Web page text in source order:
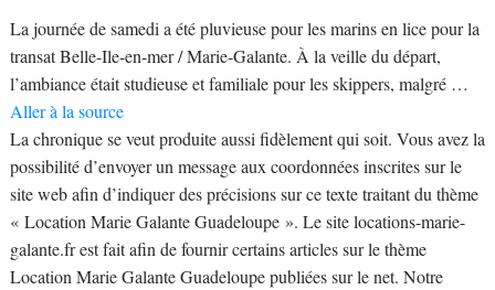
La journée de samedi a été pluvieuse pour les marins en lice pour la
transat Belle-Ile-en-mer / Marie-Galante. À la veille du départ,
l’ambiance était studieuse et familiale pour les skippers, malgré …
Aller à la source
La chronique se veut produite aussi fidèlement qui soit. Vous avez la
possibilité d’envoyer un message aux coordonnées inscrites sur le
site web afin d’indiquer des précisions sur ce texte traitant du thème
« Location Marie Galante Guadeloupe ». Le site locations-marie-
galante.fr est fait afin de fournir certains articles sur le thème
Location Marie Galante Guadeloupe publiées sur le net. Notre